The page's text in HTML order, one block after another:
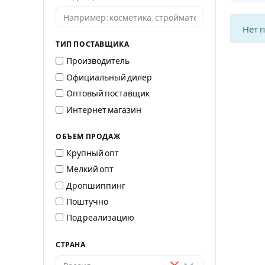
ТИП ПОСТАВЩИКА
Производитель
Официальный дилер
Оптовый поставщик
Интернет магазин
ОБЪЕМ ПРОДАЖ
Крупный опт
Мелкий опт
Дропшиппинг
Поштучно
Под реализацию
СТРАНА
Нет